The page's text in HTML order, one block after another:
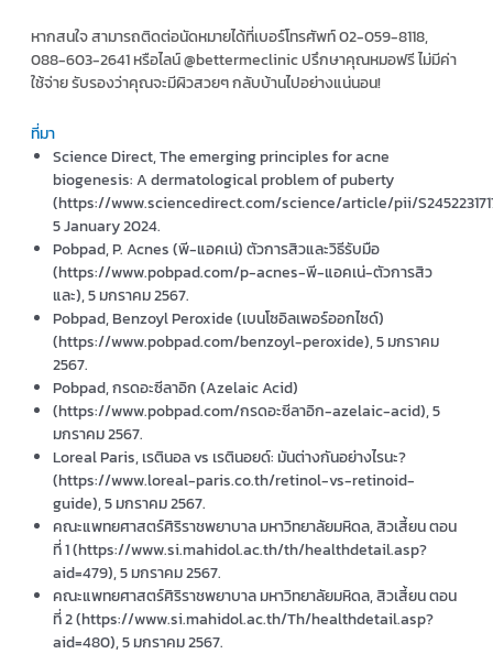
หากสนใจ สามารถติดต่อนัดหมายได้ที่เบอร์โทรศัพท์ 02-059-8118,
088-603-2641 หรือไลน์ @bettermeclinic ปรึกษาคุณหมอฟรี ไม่มีค่า
ใช้จ่าย รับรองว่าคุณจะมีผิวสวยๆ กลับบ้านไปอย่างแน่นอน!
ที่มา
Science Direct, The emerging principles for acne
biogenesis: A dermatological problem of puberty
(https://www.sciencedirect.com/science/article/pii/
5 January 2024.
Pobpad, P. Acnes (พี-แอคเน่) ตัวการสิวและวิธีรับมือ
(https://www.pobpad.com/p-acnes-พี-แอคเน่-ตัวการสิว
และ), 5 มกราคม 2567.
Pobpad, Benzoyl Peroxide (เบนโซอิลเพอร์ออกไซด์)
(https://www.pobpad.com/benzoyl-peroxide), 5 มกราคม
2567.
Pobpad, กรดอะซีลาอิก (Azelaic Acid)
(https://www.pobpad.com/กรดอะซีลาอิก-azelaic-acid), 5
มกราคม 2567.
Loreal Paris, เรตินอล vs เรตินอยด์: มันต่างกันอย่างไรนะ?
(https://www.loreal-paris.co.th/retinol-vs-retinoid-
guide), 5 มกราคม 2567.
คณะแพทยศาสตร์ศิริราชพยาบาล มหาวิทยาลัยมหิดล, สิวเสี้ยน ตอน
ที่ 1 (https://www.si.mahidol.ac.th/th/healthdetail.asp?
aid=479), 5 มกราคม 2567.
คณะแพทยศาสตร์ศิริราชพยาบาล มหาวิทยาลัยมหิดล, สิวเสี้ยน ตอน
ที่ 2 (https://www.si.mahidol.ac.th/Th/healthdetail.asp?
aid=480), 5 มกราคม 2567.